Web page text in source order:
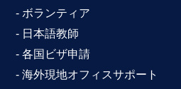
- ボランティア
- 日本語教師
- 各国ビザ申請
- 海外現地オフィスサポート